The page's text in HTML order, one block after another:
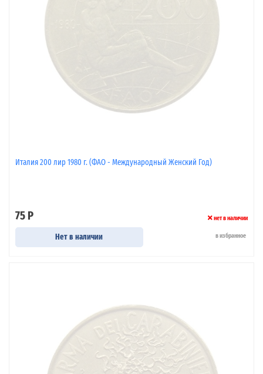
Италия 200 лир 1980 г. (ФАО - Международный Женский Год)
75 Р нет в наличии
Нет в наличии в избранное